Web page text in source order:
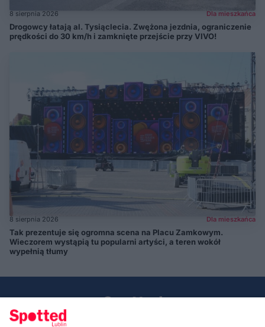
8 sierpnia 2026 Dla mieszkańca
Drogowcy łatają al. Tysiąclecia. Zwężona jezdnia, ograniczenie
prędkości do 30 km/h i zamknięte przejście przy VIVO!
8 sierpnia 2026 Dla mieszkańca
Tak prezentuje się ogromna scena na Placu Zamkowym.
Wieczorem wystąpią tu popularni artyści, a teren wokół
wypełnią tłumy